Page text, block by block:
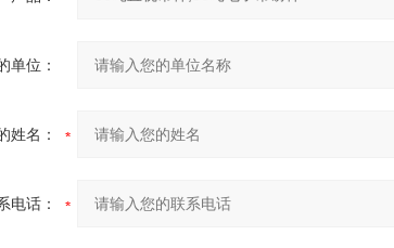
单位：
姓名：
电话：